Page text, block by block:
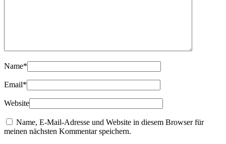
Name*
Email*
Website
Name, E-Mail-Adresse und Website in diesem Browser für
meinen nächsten Kommentar speichern.